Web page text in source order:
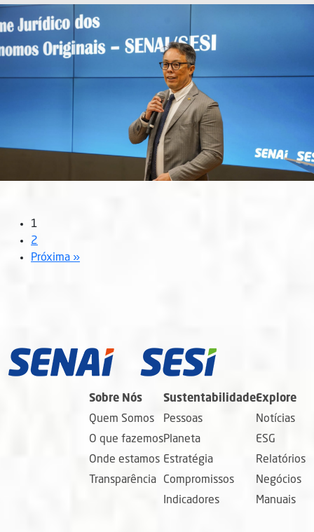
1
2
Próxima »
Sobre Nós
Quem Somos
O que fazemos
Onde estamos
Transparência
Sustentabilidade
Pessoas
Planeta
Estratégia
Compromissos
Indicadores
Explore
Notícias
ESG
Relatórios
Negócios
Manuais